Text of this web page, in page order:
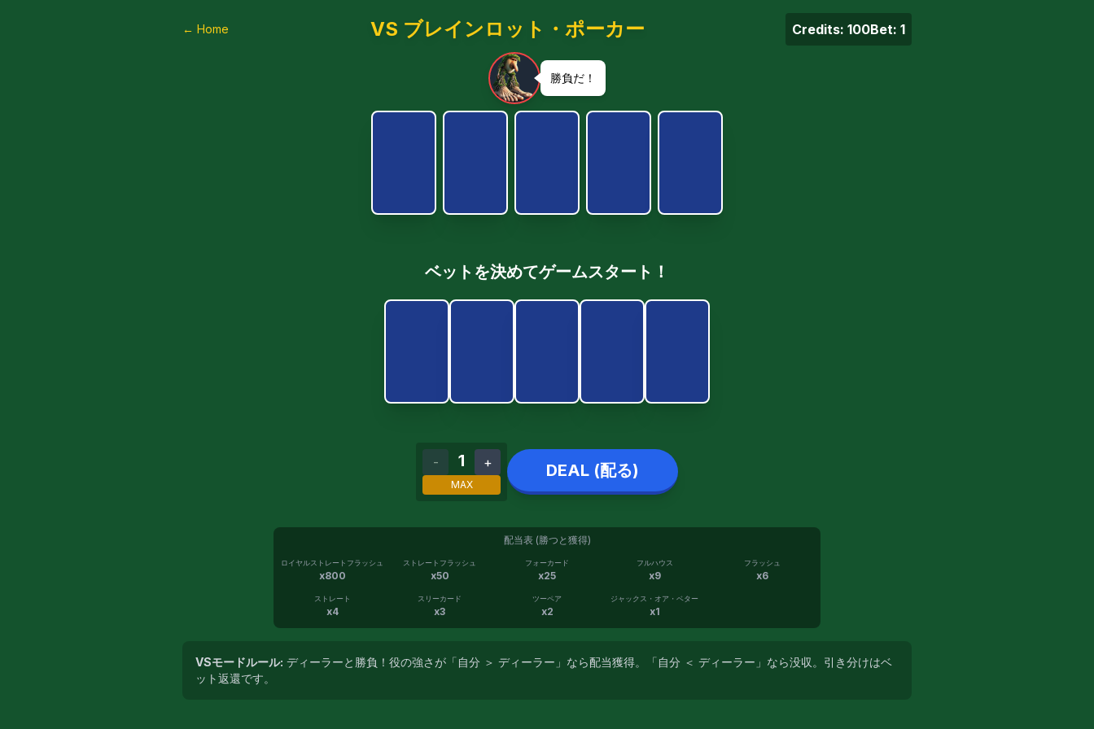
← Home VS ブレインロット・ポーカー Credits: 100Bet: 1
勝負だ！
ベットを決めてゲームスタート！
- 1 +
MAX
DEAL (配る)
配当表 (勝つと獲得)
ロイヤルストレートフラッシュ
x800
ストレートフラッシュ
x50
フォーカード
x25
フルハウス
x9
フラッシュ
x6
ストレート
x4
スリーカード
x3
ツーペア
x2
ジャックス・オア・ベター
x1
VSモードルール: ディーラーと勝負！役の強さが「自分 ＞ ディーラー」なら配当獲得。「自分 ＜ ディーラー」なら没収。引き分けはベ
ット返還です。